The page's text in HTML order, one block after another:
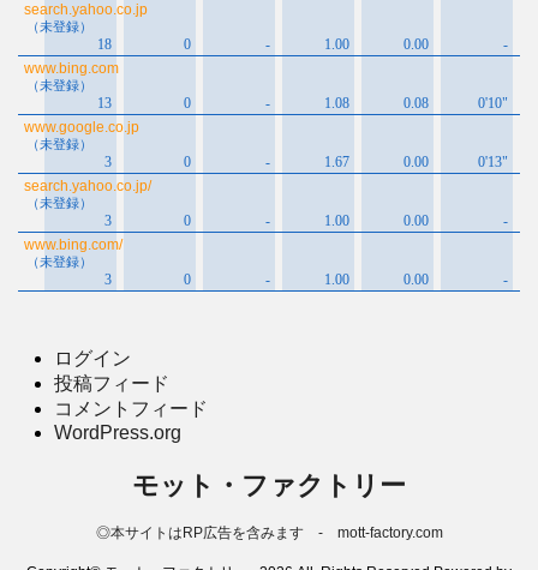
ログイン
投稿フィード
コメントフィード
WordPress.org
モット・ファクトリー
◎本サイトはRP広告を含みます - mott-factory.com